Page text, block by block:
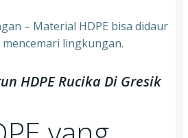
– Material HDPE bisa didaur
lingkungan.
HDPE Rucika Di Gresik